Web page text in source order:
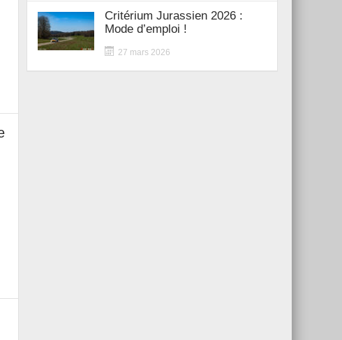
Critérium Jurassien 2026 :
Mode d’emploi !
27 mars 2026